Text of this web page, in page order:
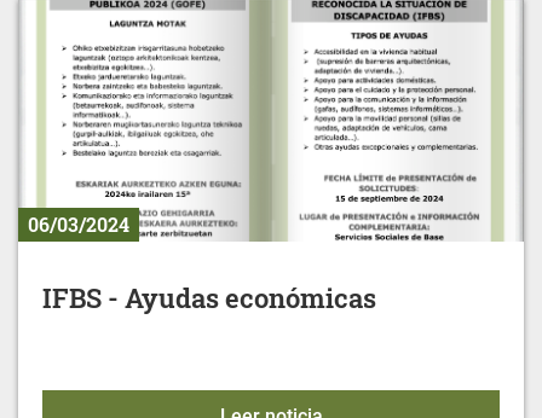
06/03/2024
IFBS - Ayudas económicas